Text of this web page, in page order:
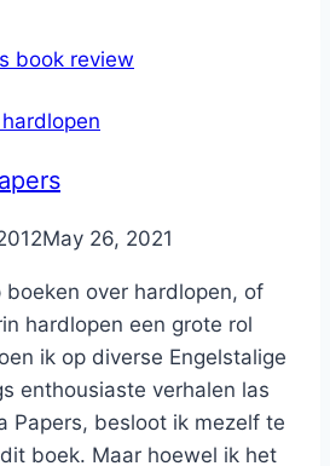
May 26, 2021
boeken over hardlopen, of
hardlopen een grote rol
ik op diverse Engelstalige
enthousiaste verhalen las
Papers, besloot ik mezelf te
boek. Maar hoewel ik het